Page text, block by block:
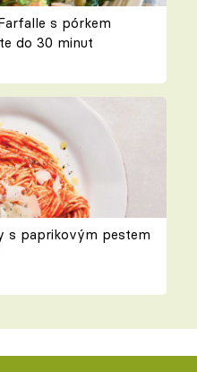
s pórkem
do 30 minut
s paprikovým pestem